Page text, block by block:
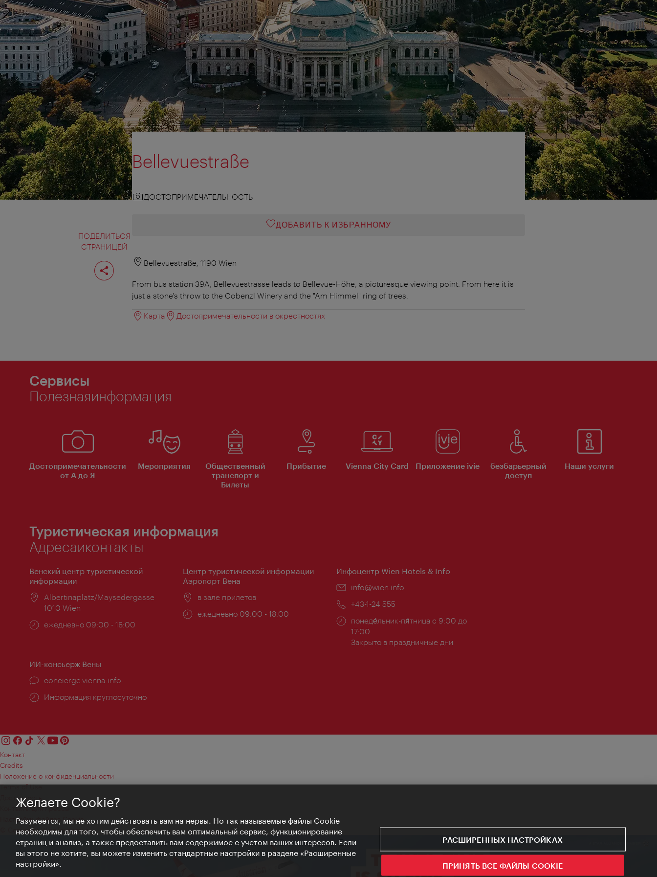
ПОДЕЛИТЬСЯ
СТРАНИЦЕЙ
Поделиться
страницей
Bellevuestraße
ДОСТОПРИМЕЧАТЕЛЬНОСТЬ
ДОБАВИТЬ К ИЗБРАННОМУ
Bellevuestraße, 1190 Wien
From bus station 39A, Bellevuestrasse leads to Bellevue-Höhe, a picturesque viewing point. From here it is
just a stone's throw to the Cobenzl Winery and the "Am Himmel" ring of trees.
Карта Достопримечательности в окрестностях
Сервисы
Полезнаяинформация
Достопримечательности
от А до Я
Мероприятия
Общественный
транспорт и
Билеты
Прибытие Vienna City Card Приложение ivie
безбарьерный
доступ
Наши услуги
Туристическая информация
Адресаиконтакты
Венский центр туристической
информации
Расположение:
Albertinaplatz/Maysedergasse
1010 Wien
Часы
ежедневно 09:00 - 18:00
Центр туристической информации
Аэропорт Вена
Расположение:
в зале прилетов
Часы
ежедневно 09:00 - 18:00
Инфоцентр Wien Hotels & Info
Эл.
info@wien.info
Телефон:
+43-1-24 555
Часы
работы:
понеде́льник-пя́тница с 9:00 до
17:00
Закрыто в праздничные дни
ИИ-консьерж Вены
concierge.vienna.info
Информация круглосуточно
Контакт
Credits
Положение о конфиденциальности
Terms of Use
Доступность
Контакты для прессы
Настройки файлов Cookie
© Copyright WienTourismus
Желаете Cookie?
Разумеется, мы не хотим действовать вам на нервы. Но так называемые файлы Cookie
необходимы для того, чтобы обеспечить вам оптимальный сервис, функционирование
страниц и анализ, а также предоставить вам содержимое с учетом ваших интересов. Если
вы этого не хотите, вы можете изменить стандартные настройки в разделе «Расширенные
настройки».
РАСШИРЕННЫХ НАСТРОЙКАХ
ПРИНЯТЬ ВСЕ ФАЙЛЫ COOKIE